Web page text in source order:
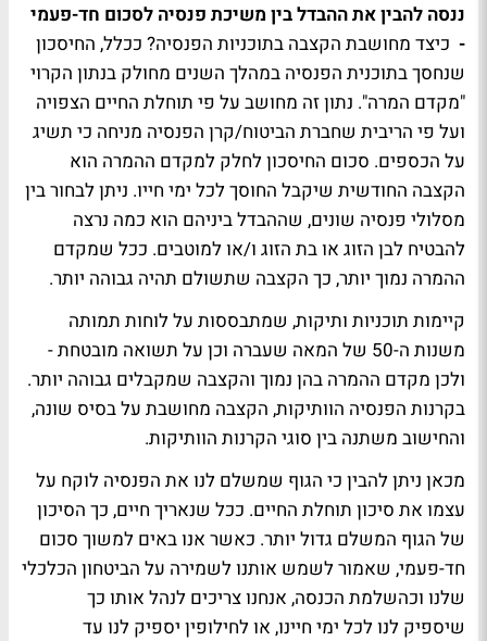
ננסה להבין את ההבדל בין משיכת פנסיה לסכום חד-פעמי
- כיצד מחושבת הקצבה בתוכניות הפנסיה? ככלל, החיסכון
שנחסך בתוכנית הפנסיה במהלך השנים מחולק בנתון הקרוי
"מקדם המרה". נתון זה מחושב על פי תוחלת החיים הצפויה
ועל פי הריבית שחברת הביטוח/קרן הפנסיה מניחה כי תשיג
על הכספים. סכום החיסכון לחלק למקדם ההמרה הוא
הקצבה החודשית שיקבל החוסך לכל ימי חייו. ניתן לבחור בין
מסלולי פנסיה שונים, שההבדל ביניהם הוא כמה נרצה
להבטיח לבן הזוג או בת הזוג ו/או למוטבים. ככל שמקדם
ההמרה נמוך יותר, כך הקצבה שתשולם תהיה גבוהה יותר.
קיימות תוכניות ותיקות, שמתבססות על לוחות תמותה
משנות ה-50 של המאה שעברה וכן על תשואה מובטחת -
ולכן מקדם ההמרה בהן נמוך והקצבה שמקבלים גבוהה יותר.
בקרנות הפנסיה הוותיקות, הקצבה מחושבת על בסיס שונה,
והחישוב משתנה בין סוגי הקרנות הוותיקות.
מכאן ניתן להבין כי הגוף שמשלם לנו את הפנסיה לוקח על
עצמו את סיכון תוחלת החיים. ככל שנאריך חיים, כך הסיכון
של הגוף המשלם גדול יותר. כאשר אנו באים למשוך סכום
חד-פעמי, שאמור לשמש אותנו לשמירה על הביטחון הכלכלי
שלנו וכהשלמת הכנסה, אנחנו צריכים לנהל אותו כך
שיספיק לנו לכל ימי חיינו, או לחילופין יספיק לנו עד